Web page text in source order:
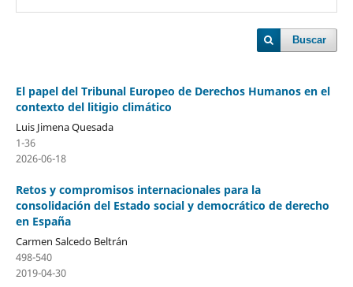
Buscar
El papel del Tribunal Europeo de Derechos Humanos en el
contexto del litigio climático
Luis Jimena Quesada
1-36
2026-06-18
Retos y compromisos internacionales para la
consolidación del Estado social y democrático de derecho
en España
Carmen Salcedo Beltrán
498-540
2019-04-30